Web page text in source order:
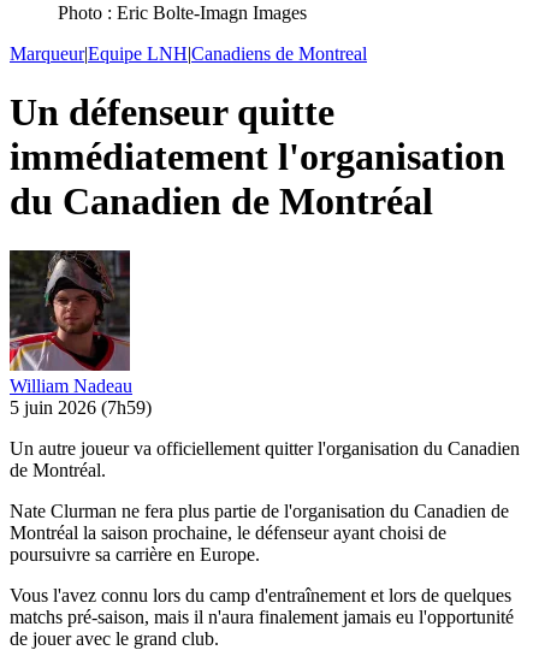
Photo : Eric Bolte-Imagn Images
Marqueur|Equipe LNH|Canadiens de Montreal
Un défenseur quitte
immédiatement l'organisation
du Canadien de Montréal
William Nadeau
5 juin 2026 (7h59)
Un autre joueur va officiellement quitter l'organisation du Canadien
de Montréal.
Nate Clurman ne fera plus partie de l'organisation du Canadien de
Montréal la saison prochaine, le défenseur ayant choisi de
poursuivre sa carrière en Europe.
Vous l'avez connu lors du camp d'entraînement et lors de quelques
matchs pré-saison, mais il n'aura finalement jamais eu l'opportunité
de jouer avec le grand club.